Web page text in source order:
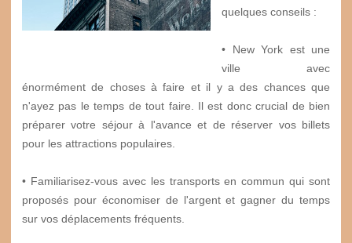
quelques conseils :
• New York est une
ville avec
énormément de choses à faire et il y a des chances que
n'ayez pas le temps de tout faire. Il est donc crucial de bien
préparer votre séjour à l'avance et de réserver vos billets
pour les attractions populaires.
• Familiarisez-vous avec les transports en commun qui sont
proposés pour économiser de l'argent et gagner du temps
sur vos déplacements fréquents.